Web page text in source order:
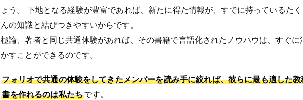
ょう。 下地となる経験が豊富であれば、新たに得た情報が、すでに持っているた
んの知識と結びつきやすいからです。
極論、著者と同じ共通体験があれば、その書籍で言語化されたノウハウは、すぐに
かすことができるのです。
フォリオで共通の体験をしてきたメンバーを読み手に絞れば、彼らに最も適した教
書を作れるのは私たちです。